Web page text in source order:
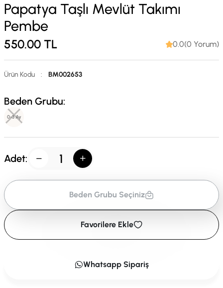
Papatya Taşlı Mevlüt Takımı
Pembe
550.00 TL 0.0(0 Yorum)
Ürün Kodu : BM002653
Beden Grubu:
0-3 Ay
Adet:
Beden Grubu Seçiniz
Favorilere Ekle
Whatsapp Sipariş